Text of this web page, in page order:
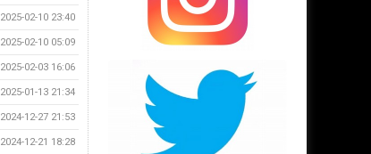
2025-02-10 23:40
2025-02-10 05:09
2025-02-03 16:06
2025-01-13 21:34
2024-12-27 21:53
2024-12-21 18:28